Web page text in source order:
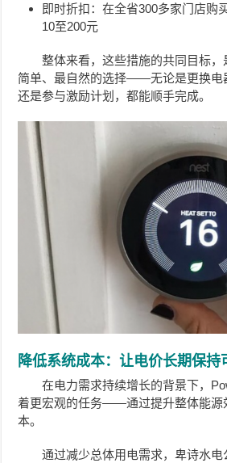
即时折扣：在全省300多家门店购
10至200元
整体来看，这些措施的共同目标，
简单、最自然的选择——无论是更换电
还是参与激励计划，都能顺手完成。
降低系统成本：让电价长期保持
在电力需求持续增长的背景下，
着更宏观的任务——通过提升整体能源
本。
通过减少总体用电需求，卑诗水